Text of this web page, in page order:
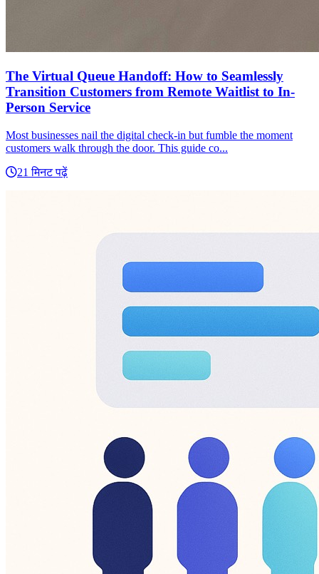
The Virtual Queue Handoff: How to Seamlessly
Transition Customers from Remote Waitlist to In-
Person Service
Most businesses nail the digital check-in but fumble the moment
customers walk through the door. This guide co...
21 मिनट पढ़ें